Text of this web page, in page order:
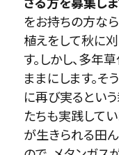
をお持ちの方な
植えをして秋に
す。しかし、多
ままにします。
に再び実るとい
たちも実践して
が生きられる田